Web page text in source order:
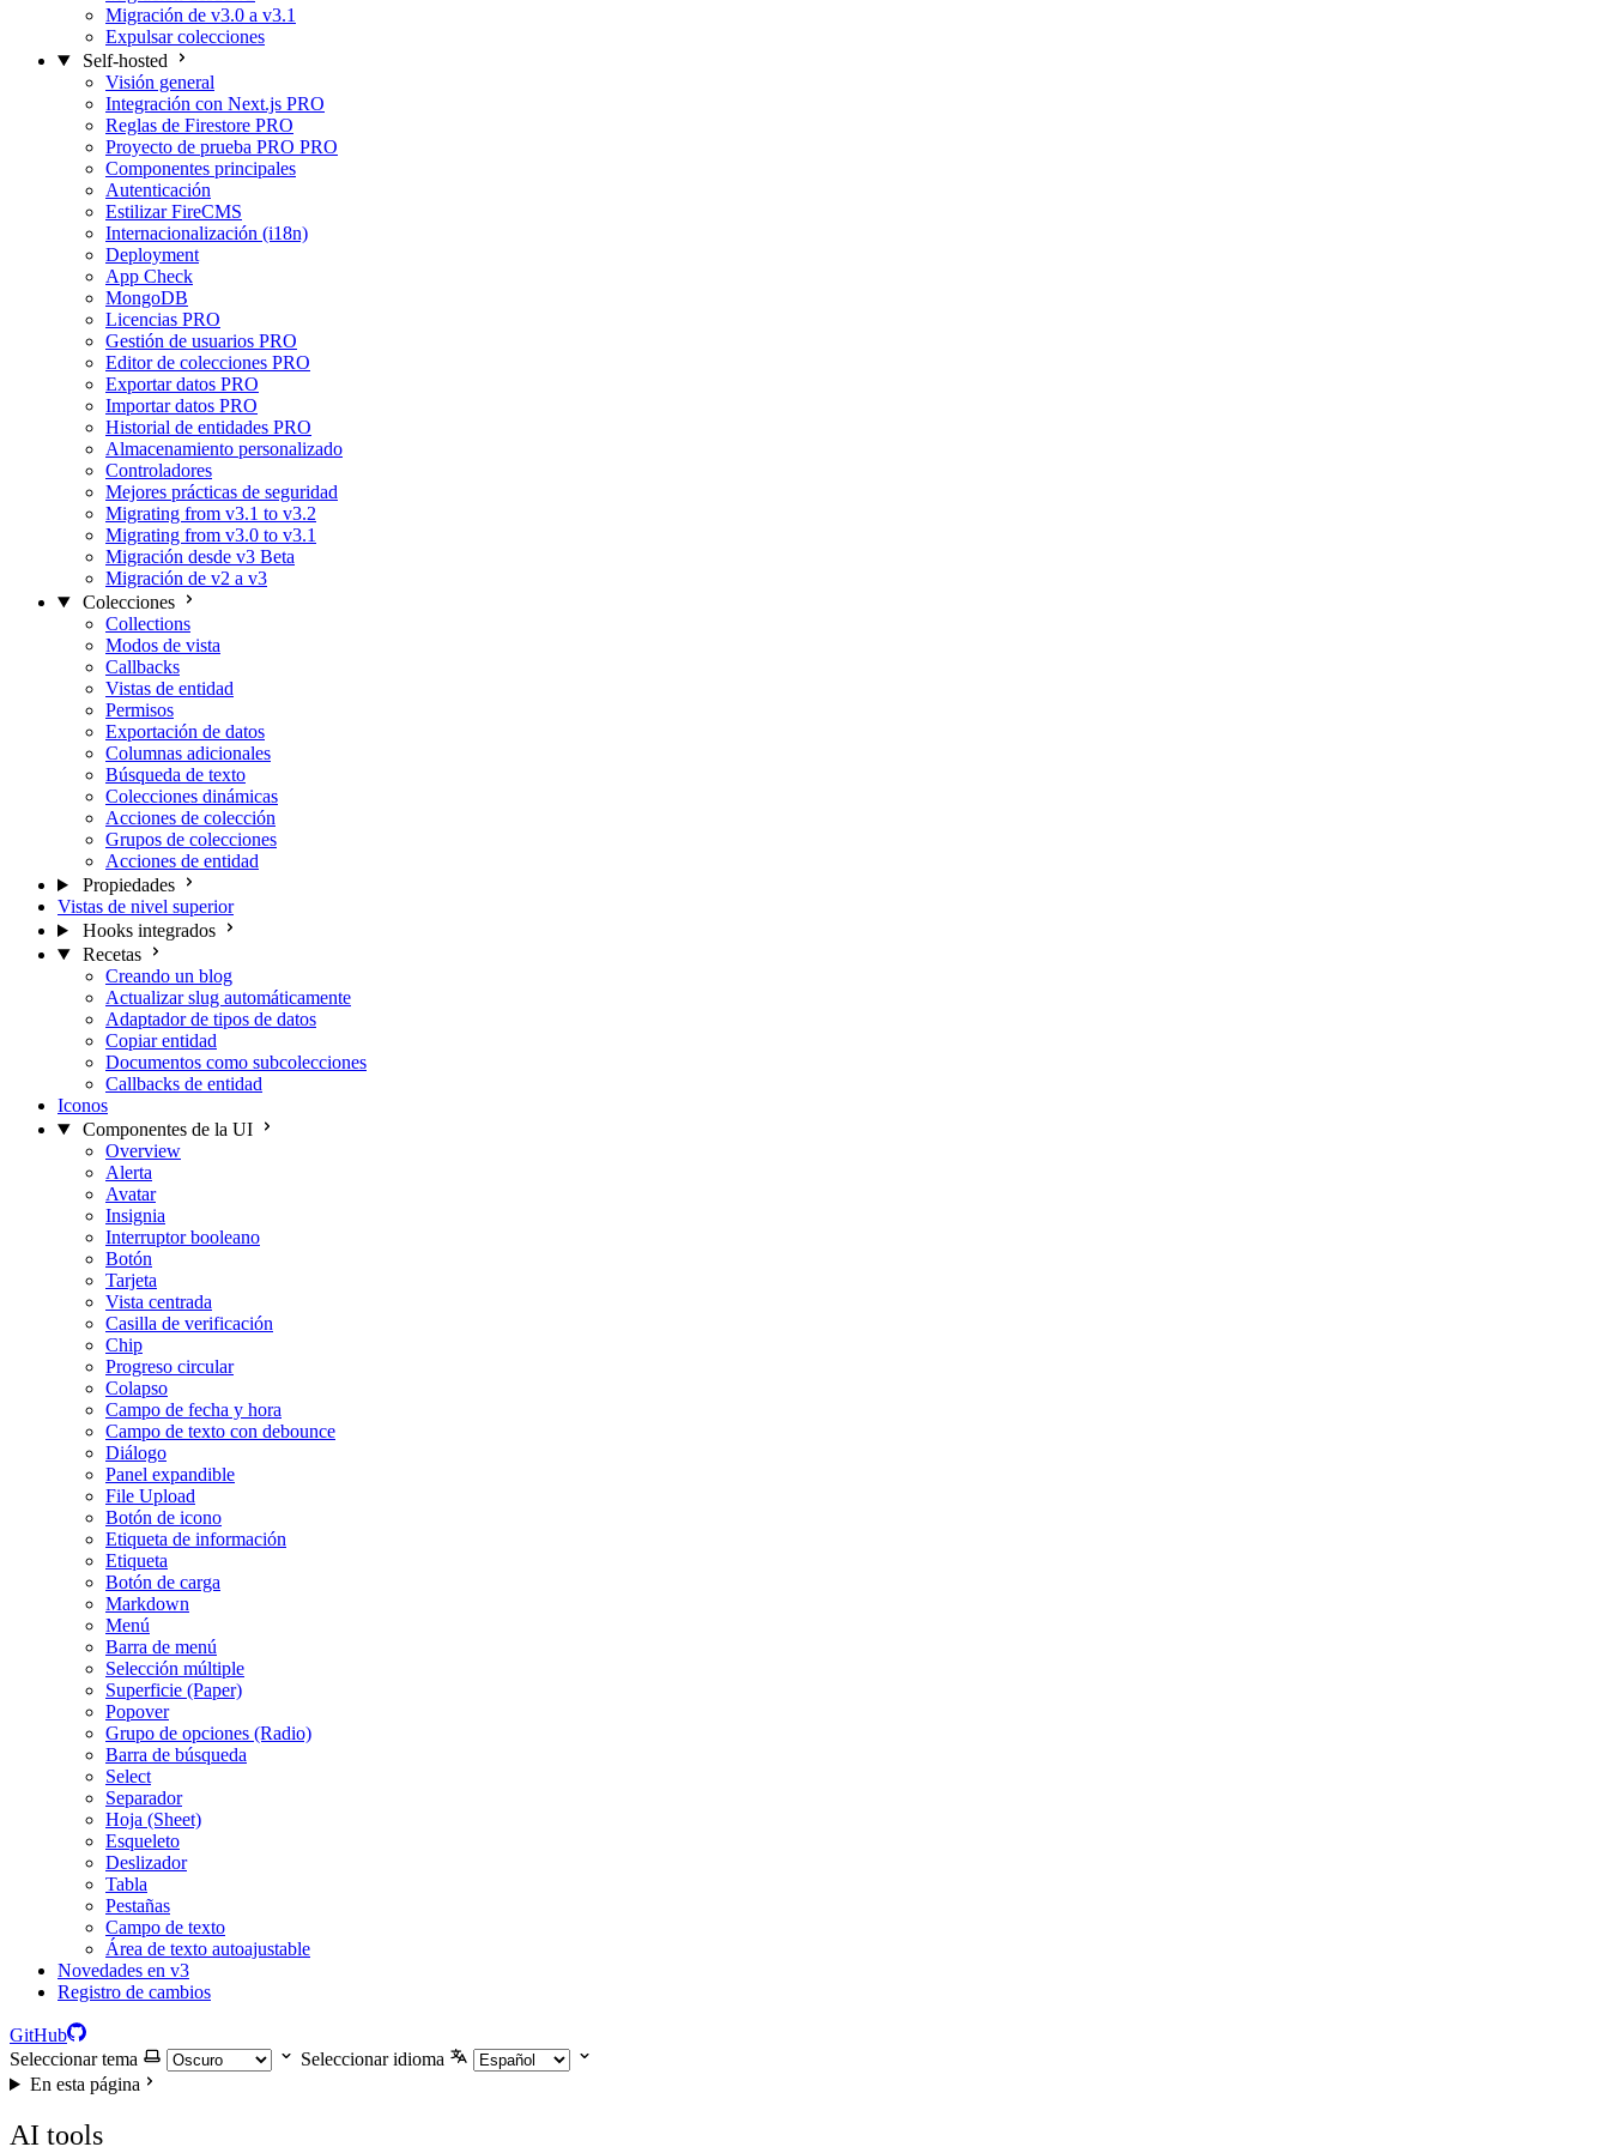
Migración de v3.0 a v3.1
Expulsar colecciones
Self-hosted
Visión general
Integración con Next.js PRO
Reglas de Firestore PRO
Proyecto de prueba PRO PRO
Componentes principales
Autenticación
Estilizar FireCMS
Internacionalización (i18n)
Deployment
App Check
MongoDB
Licencias PRO
Gestión de usuarios PRO
Editor de colecciones PRO
Exportar datos PRO
Importar datos PRO
Historial de entidades PRO
Almacenamiento personalizado
Controladores
Mejores prácticas de seguridad
Migrating from v3.1 to v3.2
Migrating from v3.0 to v3.1
Migración desde v3 Beta
Migración de v2 a v3
Colecciones
Collections
Modos de vista
Callbacks
Vistas de entidad
Permisos
Exportación de datos
Columnas adicionales
Búsqueda de texto
Colecciones dinámicas
Acciones de colección
Grupos de colecciones
Acciones de entidad
Propiedades
Vistas de nivel superior
Hooks integrados
Recetas
Creando un blog
Actualizar slug automáticamente
Adaptador de tipos de datos
Copiar entidad
Documentos como subcolecciones
Callbacks de entidad
Iconos
Componentes de la UI
Overview
Alerta
Avatar
Insignia
Interruptor booleano
Botón
Tarjeta
Vista centrada
Casilla de verificación
Chip
Progreso circular
Colapso
Campo de fecha y hora
Campo de texto con debounce
Diálogo
Panel expandible
File Upload
Botón de icono
Etiqueta de información
Etiqueta
Botón de carga
Markdown
Menú
Barra de menú
Selección múltiple
Superficie (Paper)
Popover
Grupo de opciones (Radio)
Barra de búsqueda
Select
Separador
Hoja (Sheet)
Esqueleto
Deslizador
Tabla
Pestañas
Campo de texto
Área de texto autoajustable
Novedades en v3
Registro de cambios
GitHub
Seleccionar tema
Seleccionar idioma
En esta página
AI tools